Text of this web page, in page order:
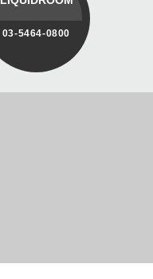
03-5464-0800